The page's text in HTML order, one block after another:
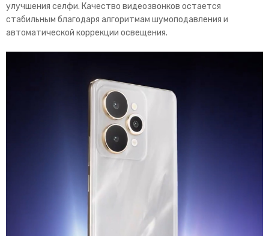
улучшения селфи. Качество видеозвонков остается
стабильным благодаря алгоритмам шумоподавления и
автоматической коррекции освещения.